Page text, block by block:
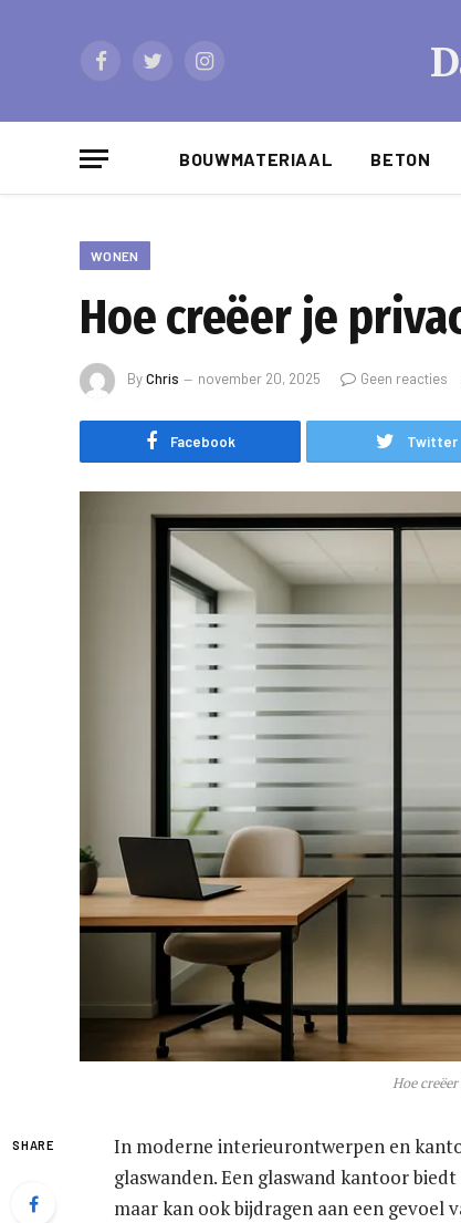
FacebookTwitterInstagram
BOUWMATERIAAL BETON
WONEN
Hoe creëer je
ByChris november 20, 2025 Geen reacties
Facebook Twitter
Hoe
SHARE
In moderne interieurontwerpen en
glaswanden. Een glaswand kantoor
maar kan ook bijdragen aan een gevoel